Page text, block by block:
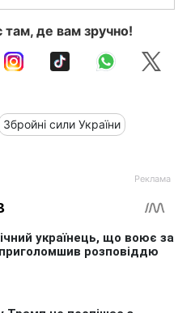
там, де вам зручно!
Збройні сили України